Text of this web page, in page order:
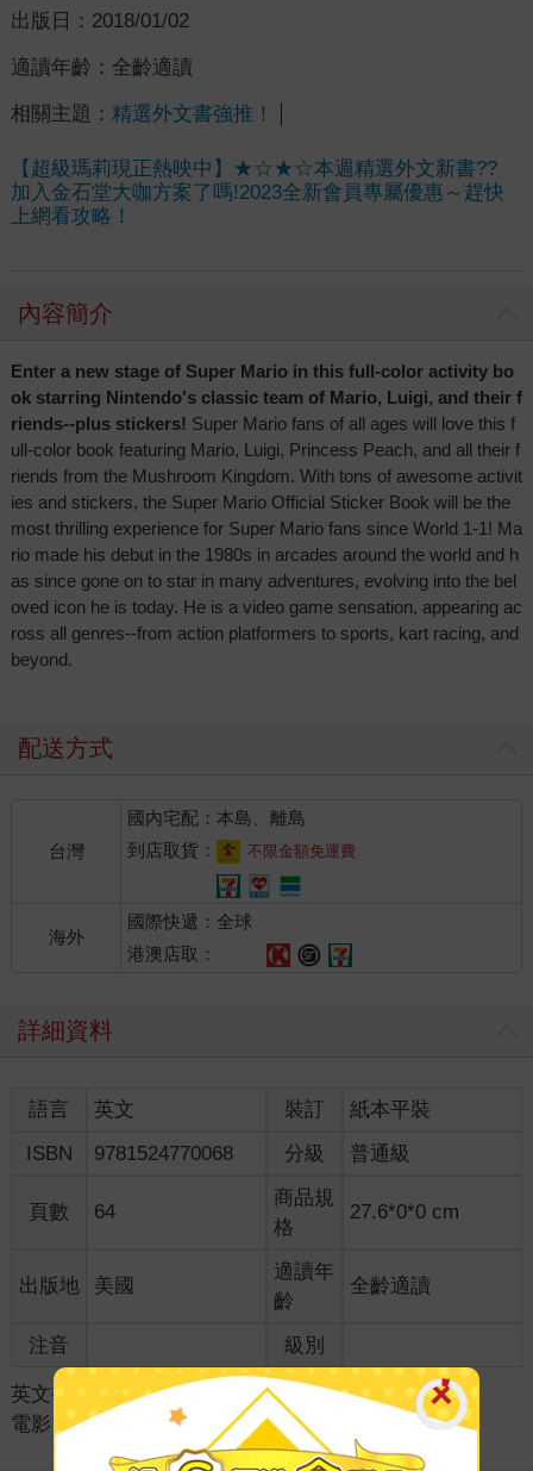
出版日： 2018/01/02
適讀年齡： 全齡適讀
相關主題： 精選外文書強推！
【超級瑪莉現正熱映中】★☆★☆本週精選外文新書??
加入金石堂大咖方案了嗎!2023全新會員專屬優惠～趕快
上網看攻略！
內容簡介
Enter a new stage of Super Mario in this full-color activity bo
ok starring Nintendo's classic team of Mario, Luigi, and their f
riends--plus stickers! Super Mario fans of all ages will love this f
ull-color book featuring Mario, Luigi, Princess Peach, and all their f
riends from the Mushroom Kingdom. With tons of awesome activit
ies and stickers, the Super Mario Official Sticker Book will be the
most thrilling experience for Super Mario fans since World 1-1! Ma
rio made his debut in the 1980s in arcades around the world and h
as since gone on to star in many adventures, evolving into the bel
oved icon he is today. He is a video game sensation, appearing ac
ross all genres--from action platformers to sports, kart racing, and
beyond.
配送方式
台灣
國內宅配：本島、離島
到店取貨：
不限金額免運費
海外
國際快遞：全球
港澳店取：
詳細資料
語言 英文 裝訂
紙本平裝
ISBN
9781524770068 分級 普通級
頁數 64
商品規
格
27.6*0*0 cm
出版地 美國
適讀年
齡
全齡適讀
注音 級別
英文書 ＞ 童書/青少年讀物 ＞ 電影電視小說 ＞
電影電視小說